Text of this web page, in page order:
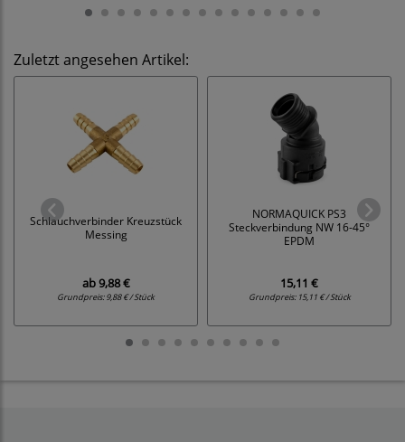
Zuletzt angesehen Artikel:
Schlauchverbinder Kreuzstück
Messing
ab9,88 €
Grundpreis:9,88 € / Stück
NORMAQUICK PS3
Steckverbindung NW 16-45°
EPDM
15,11 €
Grundpreis: 15,11 € / Stück